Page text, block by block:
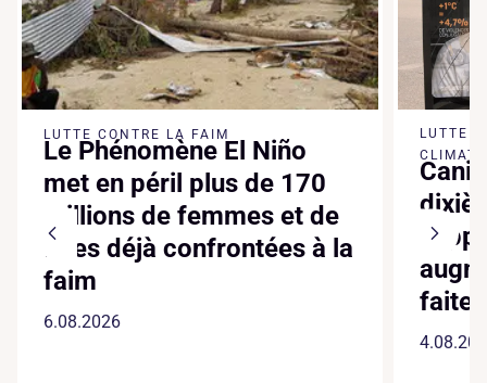
LUTTE CONTRE LA FAIM
Le Phénomène El Niño
met en péril plus de 170
millions de femmes et de
filles déjà confrontées à la
faim
6.08.2026
LUTTE